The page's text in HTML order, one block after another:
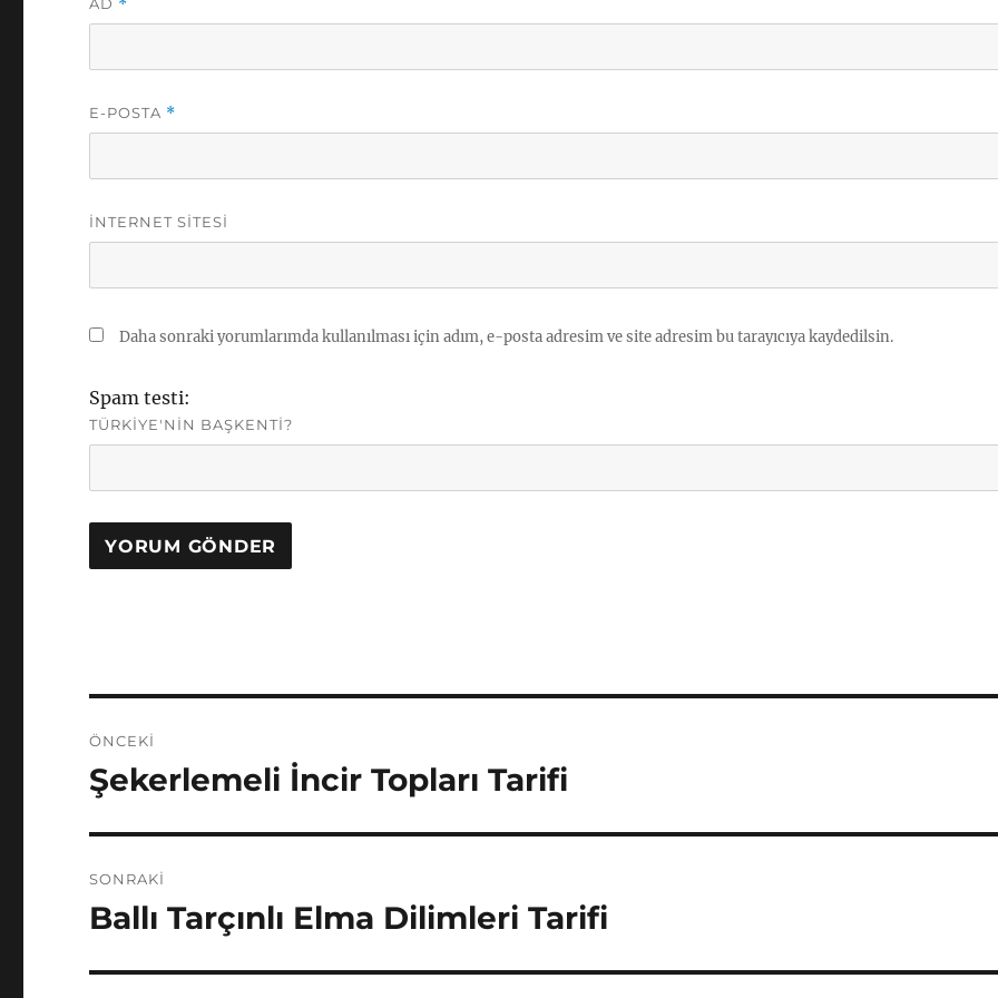
*
E-POSTA *
İNTERNET SITESI
Daha sonraki yorumlarımda kullanılması için adım, e-posta adresim ve site adresim bu tarayıcıya kaydedilsin.
Spam testi:
TÜRKIYE'NIN BAŞKENTI?
gezinmesi
ÖNCEKI
Önceki
yazı:
Şekerlemeli İncir Topları Tarifi
SONRAKI
Sonraki
Ballı Tarçınlı Elma Dilimleri Tarifi